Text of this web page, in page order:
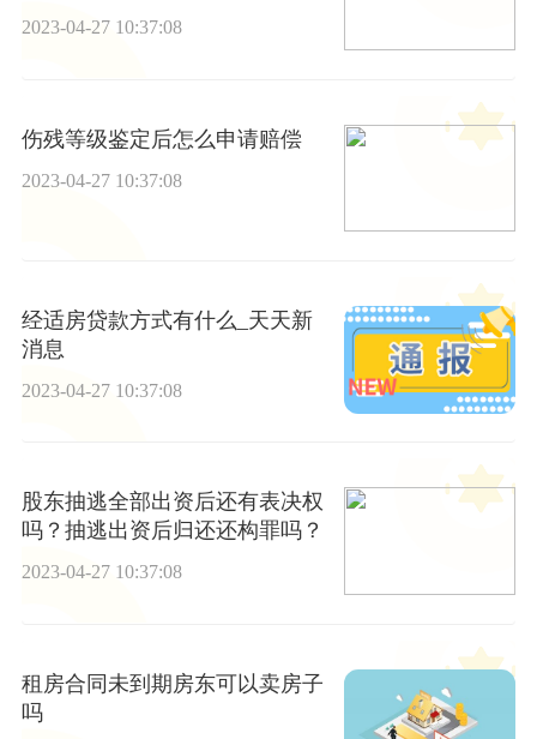
办？
2023-04-27 10:37:08
伤残等级鉴定后怎么申请赔偿
2023-04-27 10:37:08
经适房贷款方式有什么_天天新
消息
2023-04-27 10:37:08
股东抽逃全部出资后还有表决权
吗？抽逃出资后归还还构罪吗？
2023-04-27 10:37:08
租房合同未到期房东可以卖房子
吗